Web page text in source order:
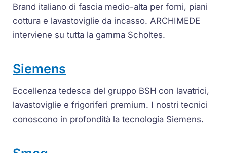
Brand italiano di fascia medio-alta per forni, piani
cottura e lavastoviglie da incasso. ARCHIMEDE
interviene su tutta la gamma Scholtes.
Siemens
Eccellenza tedesca del gruppo BSH con lavatrici,
lavastoviglie e frigoriferi premium. I nostri tecnici
conoscono in profondità la tecnologia Siemens.